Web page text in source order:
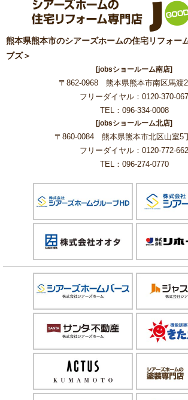
熊本県熊本市のシアーズホームの住宅リフォー
ブズ＞
[jobsショールーム南店]
〒862-0968 熊本県熊本市南区馬渡
フリーダイヤル：0120-370-067
TEL：096-334-0008
[jobsショールーム北店]
〒860-0084 熊本県熊本市北区山室5
フリーダイヤル：0120-772-662
TEL：096-274-0770